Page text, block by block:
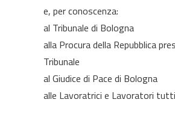
e, per conoscenza:
al Tribunale di Bologna
alla Procura della Repubblica
Tribunale
al Giudice di Pace di Bologna
alle Lavoratrici e Lavoratori tutti